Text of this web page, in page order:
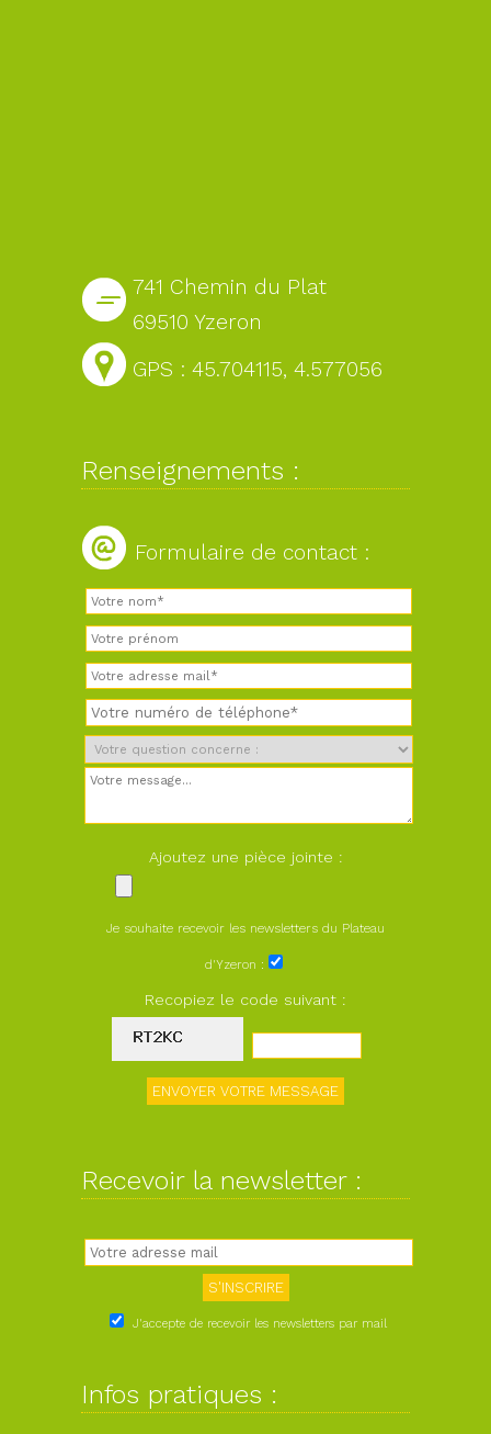
741 Chemin du Plat
69510 Yzeron
GPS : 45.704115, 4.577056
Renseignements :
Formulaire de contact :
Ajoutez une pièce jointe :
Je souhaite recevoir les newsletters du Plateau
d'Yzeron :
Recopiez le code suivant :
Recevoir la newsletter :
J'accepte de recevoir les newsletters par mail
Infos pratiques :